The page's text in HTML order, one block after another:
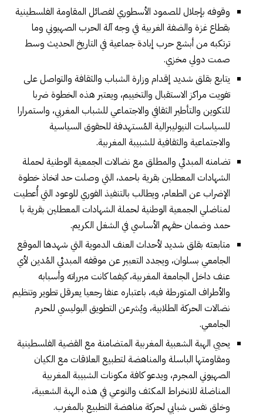
وقوفه بإجلال للصمود الأسطوري لفصائل المقاومة الفلسطينية
بقطاع غزة والضفة الغربية في وجه آلة الحرب الصهيوني وما
ترتكبه من أبشع حرب إبادة جماعية في التاريخ الحديث وسط
صمت دولي مخزي.
يتابع بقلق شديد إقدام وزارة الشباب والثقافة والتواصل على
تفويت مراكز الاستقبال والتخييم، ويعتبر هذه الخطوة ضربا
للتكوين والتأطير الثقافي والاجتماعي للشباب المغربي، واستمرارا
للسياسات النيوليبرالية المُستهدفة للحقوق السياسية
والاجتماعية والثقافية للشبيبة المغربية.
تضامنه المبدئي والمطلق مع نضالات الجمعية الوطنية لحملة
الشهادات المعطلين بقرية باحمد، التي وصلت حد اتخاذ خطوة
الإضراب عن الطعام، ويطالب بالتنفيذ الفوري للوعود التي أُعطيت
لمناضلي الجمعية الوطنية لحملة الشهادات المعطلين بقرية با
حمد وضمان حقهم الأساسي في الشغل الكريم.
متابعته بقلق شديد لأحداث العنف الدموية التي شهدها الموقع
الجامعي بسلوان، ويجدد التعبير عن موقفه المبدئي المُدين لأي
عنف داخل الجامعة المغربية، كيفما كانت مبرراته وأسبابه
والأطراف المتورطة فيه، باعتباره عنفا رجعيا يعرقل تطوير وتنظيم
نضالات الحركة الطلابية، ويُشرعن التطويق البوليسي للحرم
الجامعي.
يحيي الهبة الشعبية المغربية المتضامنة مع القضية الفلسطينية
ومقاومتها الباسلة والمناهضة لتطبيع العلاقات مع الكيان
الصهيوني المجرم، ويدعو كافة مكونات الشبيبة المغربية
المناضلة للانخراط المكثف والنوعي في هذه الهبة الشعبية،
وخلق نفس شبابي لحركة مناهضة التطبيع بالمغرب.